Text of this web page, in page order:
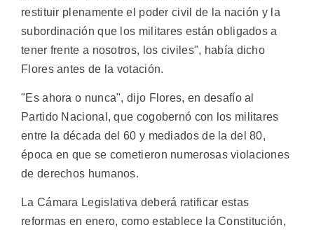
restituir plenamente el poder civil de la nación y la
subordinación que los militares están obligados a
tener frente a nosotros, los civiles", había dicho
Flores antes de la votación.
"Es ahora o nunca", dijo Flores, en desafío al
Partido Nacional, que cogobernó con los militares
entre la década del 60 y mediados de la del 80,
época en que se cometieron numerosas violaciones
de derechos humanos.
La Cámara Legislativa deberá ratificar estas
reformas en enero, como establece la Constitución,